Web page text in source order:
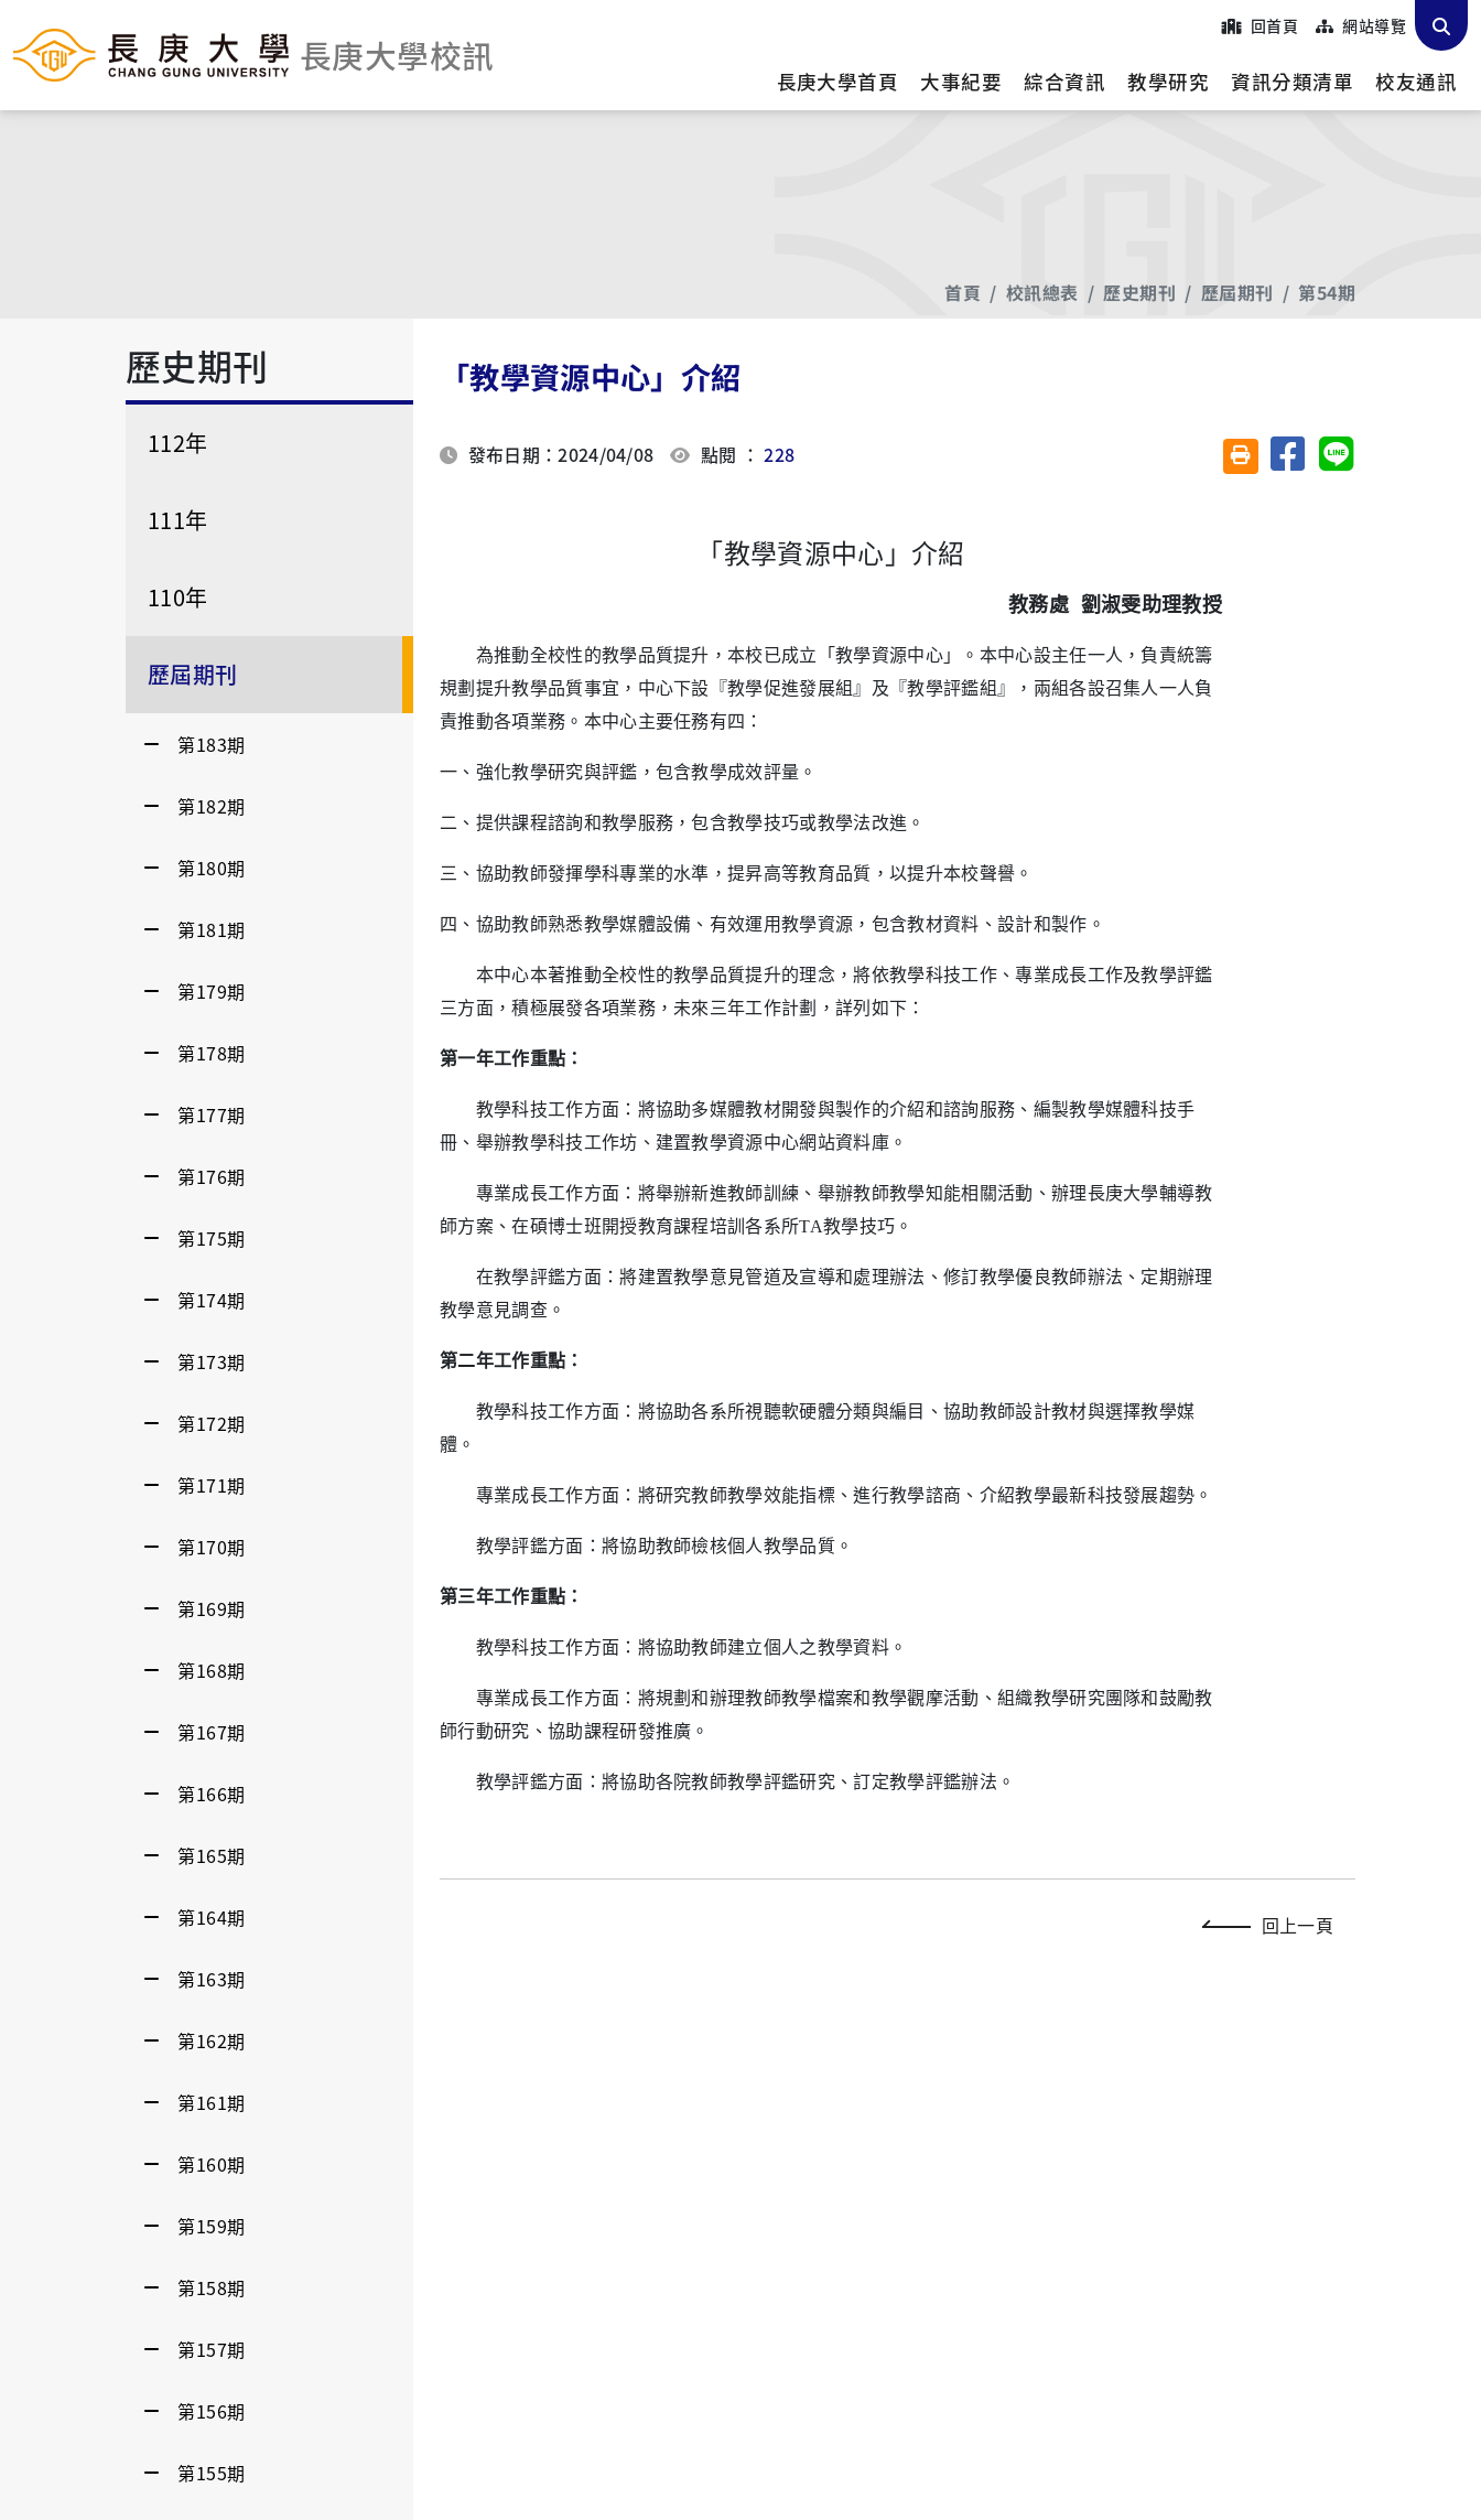
長庚大學校訊
回首頁 網站導覽
長庚大學首頁 大事紀要 綜合資訊 教學研究 資訊分類清單 校友通訊
首頁 校訊總表 歷史期刊 歷屆期刊 第54期
歷史期刊
112年
111年
110年
歷屆期刊
第183期
第182期
第180期
第181期
第179期
第178期
第177期
第176期
第175期
第174期
第173期
第172期
第171期
第170期
第169期
第168期
第167期
第166期
第165期
第164期
第163期
第162期
第161期
第160期
第159期
第158期
第157期
第156期
第155期
「教學資源中心」介紹
發布日期：2024/04/08 點閱 ：228 友善列印(另開視窗)
分享至臉書分享至 Line
「教學資源中心」介紹
教務處 劉淑雯助理教授
為推動全校性的教學品質提升，本校已成立「教學資源中心」。本中心設主任一人，負責統籌
規劃提升教學品質事宜，中心下設『教學促進發展組』及『教學評鑑組』，兩組各設召集人一人負
責推動各項業務。本中心主要任務有四：
一、強化教學研究與評鑑，包含教學成效評量。
二、提供課程諮詢和教學服務，包含教學技巧或教學法改進。
三、協助教師發揮學科專業的水準，提昇高等教育品質，以提升本校聲譽。
四、協助教師熟悉教學媒體設備、有效運用教學資源，包含教材資料、設計和製作。
本中心本著推動全校性的教學品質提升的理念，將依教學科技工作、專業成長工作及教學評鑑
三方面，積極展發各項業務，未來三年工作計劃，詳列如下：
第一年工作重點：
教學科技工作方面：將協助多媒體教材開發與製作的介紹和諮詢服務、編製教學媒體科技手
冊、舉辦教學科技工作坊、建置教學資源中心網站資料庫。
專業成長工作方面：將舉辦新進教師訓練、舉辦教師教學知能相關活動、辦理長庚大學輔導教
師方案、在碩博士班開授教育課程培訓各系所TA教學技巧。
在教學評鑑方面：將建置教學意見管道及宣導和處理辦法、修訂教學優良教師辦法、定期辦理
教學意見調查。
第二年工作重點：
教學科技工作方面：將協助各系所視聽軟硬體分類與編目、協助教師設計教材與選擇教學媒
體。
專業成長工作方面：將研究教師教學效能指標、進行教學諮商、介紹教學最新科技發展趨勢。
教學評鑑方面：將協助教師檢核個人教學品質。
第三年工作重點：
教學科技工作方面：將協助教師建立個人之教學資料。
專業成長工作方面：將規劃和辦理教師教學檔案和教學觀摩活動、組織教學研究團隊和鼓勵教
師行動研究、協助課程研發推廣。
教學評鑑方面：將協助各院教師教學評鑑研究、訂定教學評鑑辦法。
回上一頁